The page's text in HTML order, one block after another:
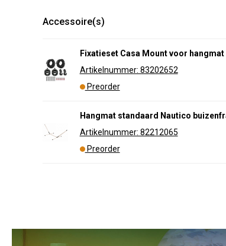
Accessoire(s)
Fixatieset Casa Mount voor
Artikelnummer: 83202652
Preorder
Hangmat standaard Nautico
Artikelnummer: 82212065
Preorder